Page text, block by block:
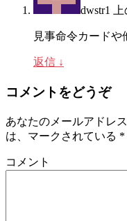
dwstr1
見事命令カードや
返信 ↓
コメントをどうぞ
あなたのメールアドレ
は、マークされている *
コメント